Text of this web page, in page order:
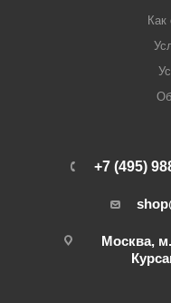
Как
+7 (495)
Москва,